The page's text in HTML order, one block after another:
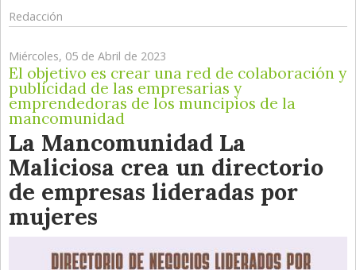
Redacción
Miércoles, 05 de Abril de 2023
El objetivo es crear una red de colaboración y
publicidad de las empresarias y
emprendedoras de los muncipios de la
mancomunidad
La Mancomunidad La
Maliciosa crea un directorio
de empresas lideradas por
mujeres